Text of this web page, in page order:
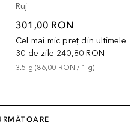
Ruj
301,00 RON
Cel mai mic preț din ultimele
30 de zile 240,80 RON
3.5 g (86,00 RON / 1 g)